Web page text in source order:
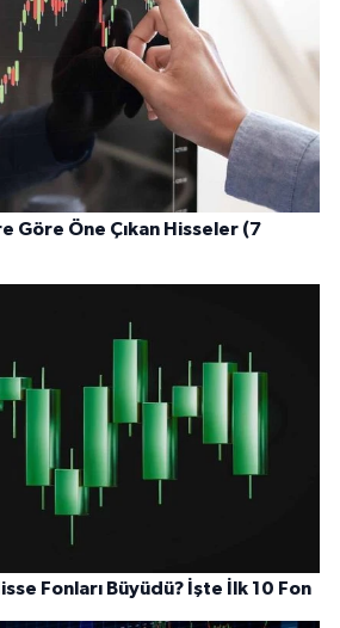
Göre Öne Çıkan Hisseler (7
Fonları Büyüdü? İşte İlk 10 Fon